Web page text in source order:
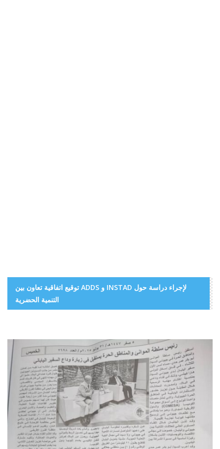
توقيع اتفاقية تعاون بين ADDS و INSTAD لإجراء دراسة حول
التنمية الحضرية